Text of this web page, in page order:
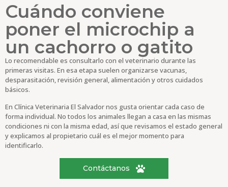
Cuándo conviene
poner el microchip a
un cachorro o gatito
Lo recomendable es consultarlo con el veterinario durante las
primeras visitas. En esa etapa suelen organizarse vacunas,
desparasitación, revisión general, alimentación y otros cuidados
básicos.
En Clínica Veterinaria El Salvador nos gusta orientar cada caso de
forma individual. No todos los animales llegan a casa en las mismas
condiciones ni con la misma edad, así que revisamos el estado general
y explicamos al propietario cuál es el mejor momento para
identificarlo.
Contáctanos